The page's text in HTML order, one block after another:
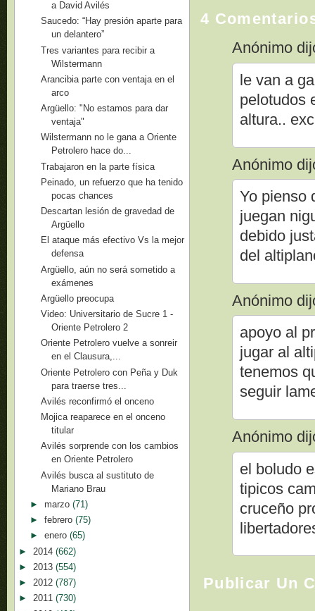
4
Anónimo
le van a
pelotudos
altura..
Anónimo
Yo pienso
juegan
debido
del
Anónimo
apoyo al
jugar al
tenemos
seguir
Anónimo
el boludo
tipicos
cruceño
Publicar Un
a David Avilés
Saucedo: “Hay presión aparte para
un delantero”
Tres variantes para recibir a
Wilstermann
Arancibia parte con ventaja en el
arco
Argüello: "No estamos para dar
ventaja"
Wilstermann no le gana a Oriente
Petrolero hace do...
Trabajaron en la parte física
Peinado, un refuerzo que ha tenido
pocas chances
Descartan lesión de gravedad de
Argüello
El ataque más efectivo Vs la mejor
defensa
Argüello, aún no será sometido a
exámenes
Argüello preocupa
Video: Universitario de Sucre 1 -
Oriente Petrolero 2
Oriente Petrolero vuelve a sonreir
en el Clausura,...
Oriente Petrolero con Peña y Duk
para traerse tres...
Avilés reconfirmó el onceno
Mojica reaparece en el onceno
titular
Avilés sorprende con los cambios
en Oriente Petrolero
Avilés busca al sustituto de
Mariano Brau
► marzo (71)
► febrero (75)
► enero (65)
► 2014 (662)
► 2013 (554)
► 2012 (787)
► 2011 (730)